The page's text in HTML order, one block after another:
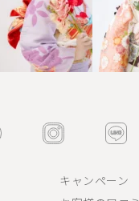
キャンペーン